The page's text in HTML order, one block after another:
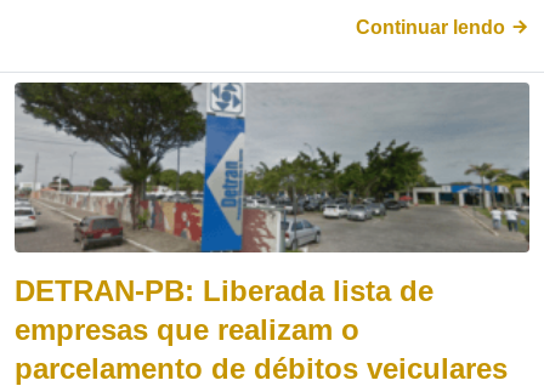
Continuar lendo
DETRAN-PB: Liberada lista de
empresas que realizam o
parcelamento de débitos veiculares